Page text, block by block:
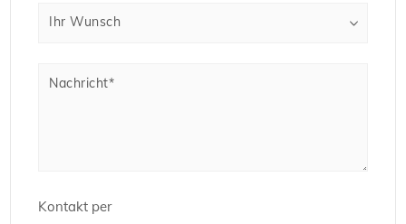
Ihr Wunsch
Nachricht*
Kontakt per